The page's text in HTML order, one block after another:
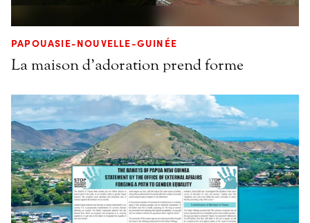
PAPOUASIE-NOUVELLE-GUINÉE
La maison d’adoration prend forme